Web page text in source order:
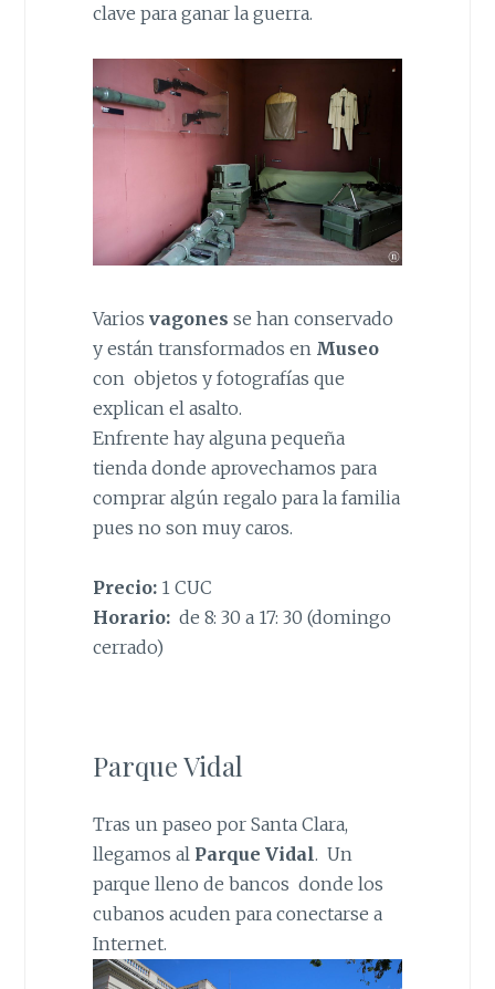
clave para ganar la guerra.
Varios vagones se han conservado
y están transformados en Museo
con objetos y fotografías que
explican el asalto.
Enfrente hay alguna pequeña
tienda donde aprovechamos para
comprar algún regalo para la familia
pues no son muy caros.
Precio:1 CUC
Horario: de 8: 30 a 17: 30 (domingo
cerrado)
Parque Vidal
Tras un paseo por Santa Clara,
llegamos al Parque Vidal. Un
parque lleno de bancos donde los
cubanos acuden para conectarse a
Internet.